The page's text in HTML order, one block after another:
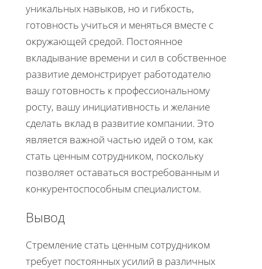
уникальных навыков, но и гибкость,
готовность учиться и меняться вместе с
окружающей средой. Постоянное
вкладывание времени и сил в собственное
развитие демонстрирует работодателю
вашу готовность к профессиональному
росту, вашу инициативность и желание
сделать вклад в развитие компании. Это
является важной частью идей о том, как
стать ценным сотрудником, поскольку
позволяет оставаться востребованным и
конкурентоспособным специалистом.
Вывод
Стремление стать ценным сотрудником
требует постоянных усилий в различных